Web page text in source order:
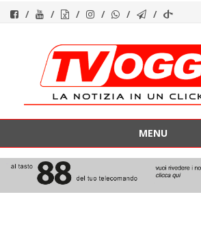
contenuto
MENU
contenuto